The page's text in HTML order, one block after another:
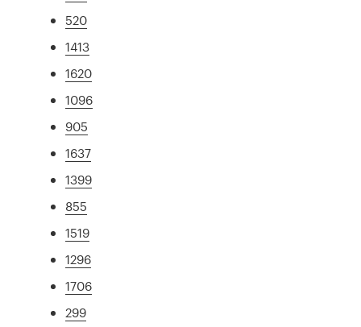
520
1413
1620
1096
905
1637
1399
855
1519
1296
1706
299